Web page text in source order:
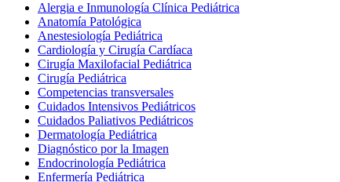
Alergia e Inmunología Clínica Pediátrica
Anatomía Patológica
Anestesiología Pediátrica
Cardiología y Cirugía Cardíaca
Cirugía Maxilofacial Pediátrica
Cirugía Pediátrica
Competencias transversales
Cuidados Intensivos Pediátricos
Cuidados Paliativos Pediátricos
Dermatología Pediátrica
Diagnóstico por la Imagen
Endocrinología Pediátrica
Enfermería Pediátrica